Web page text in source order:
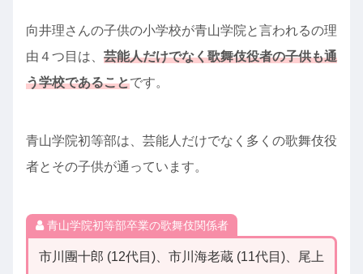
向井理さんの子供の小学校が青山学院と言われるの理
由４つ目は、 芸能人だけでなく歌舞伎役者の子供も通
う学校であることです。
青山学院初等部は、芸能人だけでなく多くの歌舞伎役
者とその子供が通っています。
青山学院初等部卒業の歌舞伎関係者
市川團十郎 (12代目)、市川海老蔵 (11代目)、尾上